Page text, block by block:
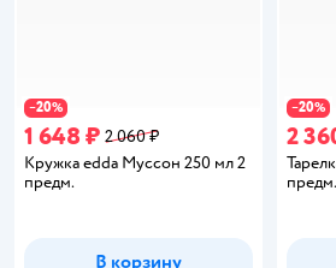
−20%
1 648 ₽ 2 060 ₽
Кружка edda Муссон 250 мл 2
предм.
В корзину
−20%
2
предм.